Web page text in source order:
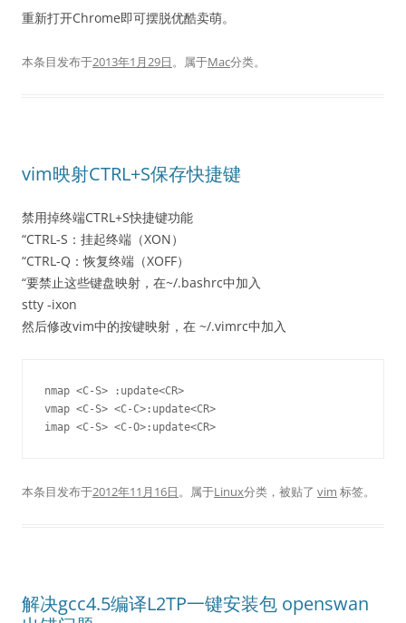
重新打开Chrome即可摆脱优酷卖萌。
本条目发布于2013年1月29日。属于Mac分类。
vim映射CTRL+S保存快捷键
禁用掉终端CTRL+S快捷键功能
“CTRL-S：挂起终端（XON）
“CTRL-Q：恢复终端（XOFF）
“要禁止这些键盘映射，在~/.bashrc中加入
stty -ixon
然后修改vim中的按键映射，在 ~/.vimrc中加入
nmap <C-S> :update<CR>
vmap <C-S> <C-C>:update<CR>
imap <C-S> <C-O>:update<CR>
本条目发布于2012年11月16日。属于Linux分类，被贴了 vim 标签。
解决gcc4.5编译L2TP一键安装包 openswan